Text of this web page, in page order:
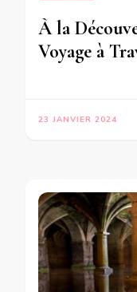
À la
Voyage à
23 JANVIER 2024